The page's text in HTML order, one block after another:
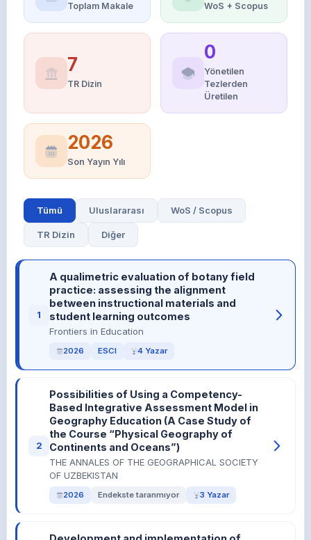
Toplam Makale WoS + Scopus
7
TR Dizin
0
Yönetilen
Tezlerden
Üretilen
2026
Son Yayın Yılı
Tümü Uluslararası WoS / Scopus
TR Dizin Diğer
1
A qualimetric evaluation of botany field
practice: assessing the alignment
between instructional materials and
student learning outcomes
Frontiers in Education
2026 ESCI 4 Yazar
2
Possibilities of Using a Competency-
Based Integrative Assessment Model in
Geography Education (A Case Study of
the Course “Physical Geography of
Continents and Oceans”)
THE ANNALES OF THE GEOGRAPHICAL SOCIETY
OF UZBEKISTAN
2026 Endekste taranmıyor 3 Yazar